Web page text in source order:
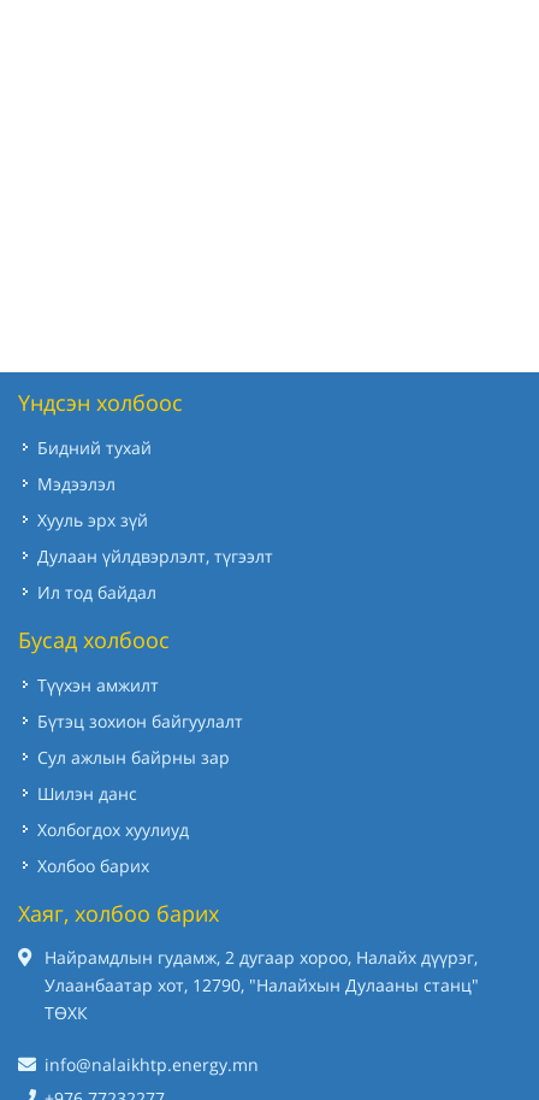
Үндсэн холбоос
Бидний тухай
Мэдээлэл
Хууль эрх зүй
Дулаан үйлдвэрлэлт, түгээлт
Ил тод байдал
Бусад холбоос
Түүхэн амжилт
Бүтэц зохион байгуулалт
Сул ажлын байрны зар
Шилэн данс
Холбогдох хуулиуд
Холбоо барих
Хаяг, холбоо барих
Найрамдлын гудамж, 2 дугаар хороо, Налайх дүүрэг,
Улаанбаатар хот, 12790, "Налайхын Дулааны станц"
ТӨХК
info@nalaikhtp.energy.mn